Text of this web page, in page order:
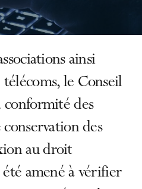
ainsi
le Conseil
conformité des
conservation des
au droit
amené à vérifier